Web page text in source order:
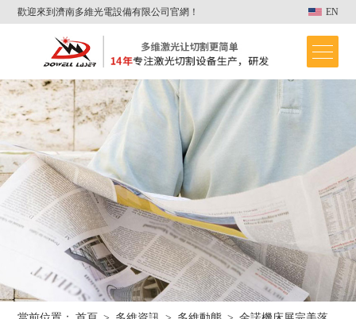
歡迎來到濟南多維光電設備有限公司官網！ EN